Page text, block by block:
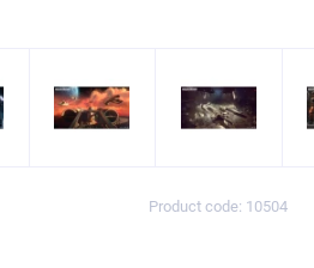
Product code: 10504